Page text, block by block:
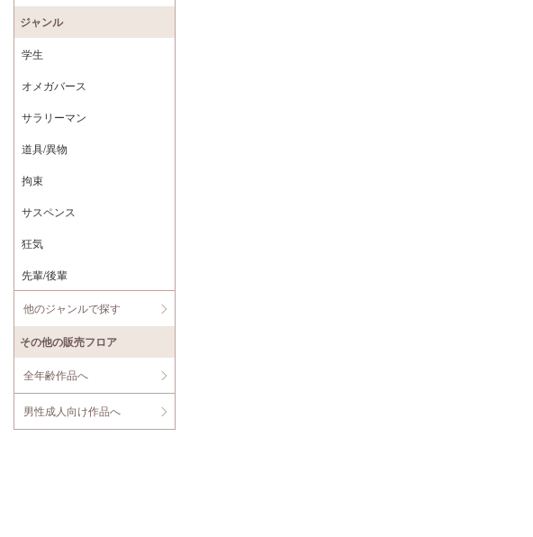
ジャンル
学生
オメガバース
サラリーマン
道具/異物
拘束
サスペンス
狂気
先輩/後輩
他のジャンルで探す
その他の販売フロア
全年齢作品へ
男性成人向け作品へ